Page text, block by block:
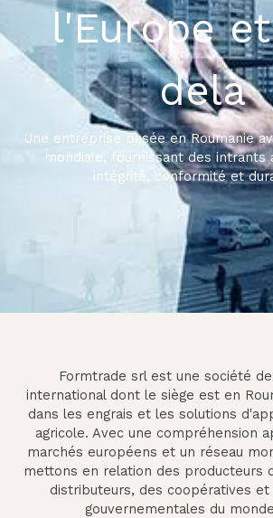
l'Europe
delà
Une entreprise basée en Roumanie
mondiale, fournissant des intrants
intégrité, conformité et
Formtrade srl est une société
international dont le siège est en
dans les engrais et les solutions
agricole. Avec une compréhension
marchés européens et un réseau
mettons en relation des producteurs
distributeurs, des coopératives et
gouvernementales du